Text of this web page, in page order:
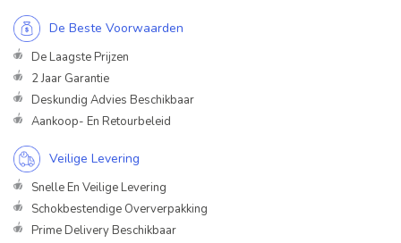
De Beste Voorwaarden
De Laagste Prijzen
2 Jaar Garantie
Deskundig Advies Beschikbaar
Aankoop- En Retourbeleid
Veilige Levering
Snelle En Veilige Levering
Schokbestendige Oververpakking
Prime Delivery Beschikbaar